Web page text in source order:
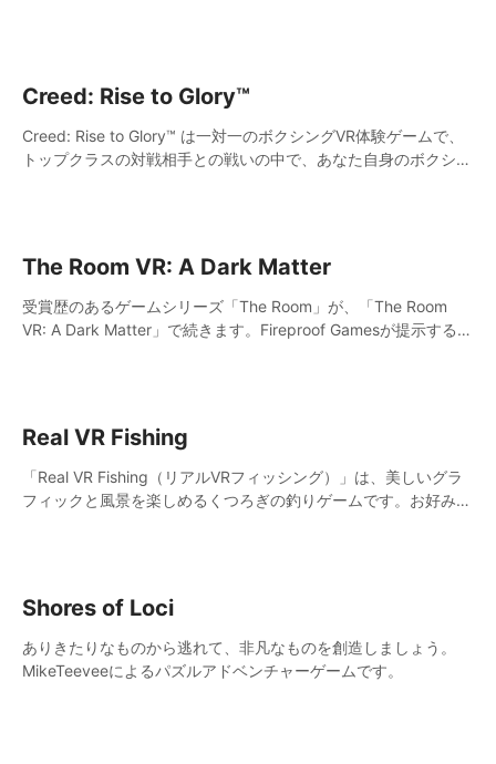
Creed: Rise to Glory™
Creed: Rise to Glory™ は一対一のボクシングVR体験ゲームで、
トップクラスの対戦相手との戦いの中で、あなた自身のボクシン
The Room VR: A Dark Matter
受賞歴のあるゲームシリーズ「The Room」が、「The Room
VR: A Dark Matter」で続きます。Fireproof Gamesが提示するこ
Real VR Fishing
「Real VR Fishing（リアルVRフィッシング）」は、美しいグラ
フィックと風景を楽しめるくつろぎの釣りゲームです。お好みの
が実現しました！
Shores of Loci
ありきたりなものから逃れて、非凡なものを創造しましょう。
MikeTeeveeによるパズルアドベンチャーゲームです。